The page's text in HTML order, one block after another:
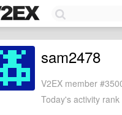
sam2478
V2EX member
Today's activity rank